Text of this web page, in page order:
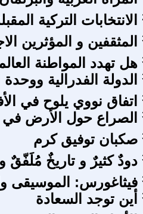
الانتخابات التركية المقبلة 2023 والاحتمالات
المثقفين و المؤثرين
هل تهدد المواطنة
الدولة الفدرالية
اتفاق نووي يلوح في
الصراع حول الأرض في
صكبان توفيق كرم
دودٌ كثيرٌ و تاريخٌ
فيثاغورس: الموسيقى
أين توجد السعادة